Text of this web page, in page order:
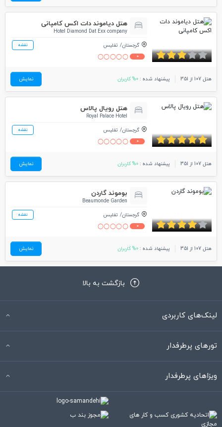
هتل دیاموند دات اکس کامپانی
Hotel Diamond Dat Exx company
گرجستان تفلیس نقشه
0
هتل 107 از 351 پیشنهاد شده : 0% کاربران نمایش
هتل رویال پالاس
Royal Palace Hotel
گرجستان تفلیس نقشه
0
هتل 107 از 351 پیشنهاد شده : 0% کاربران نمایش
بوموند گاردن
Beaumonde Garden
گرجستان تفلیس نقشه
0
هتل 107 از 351 پیشنهاد شده : 0% کاربران نمایش
بازگشت به بالا
لینک‌های کاربردی
تورهای پرطرفدار
ویزاهای پرطرفدار